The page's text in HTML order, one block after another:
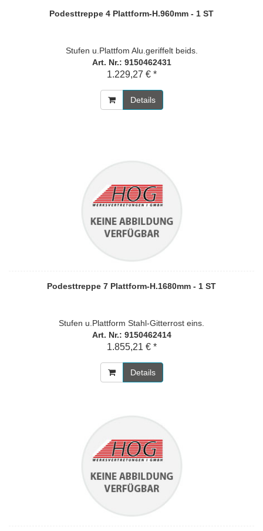
Podesttreppe 4 Plattform-H.960mm - 1 ST
Stufen u.Plattfom Alu.geriffelt beids.
Art. Nr.: 9150462431
1.229,27 € *
Details
Podesttreppe 7 Plattform-H.1680mm - 1 ST
Stufen u.Plattform Stahl-Gitterrost eins.
Art. Nr.: 9150462414
1.855,21 € *
Details